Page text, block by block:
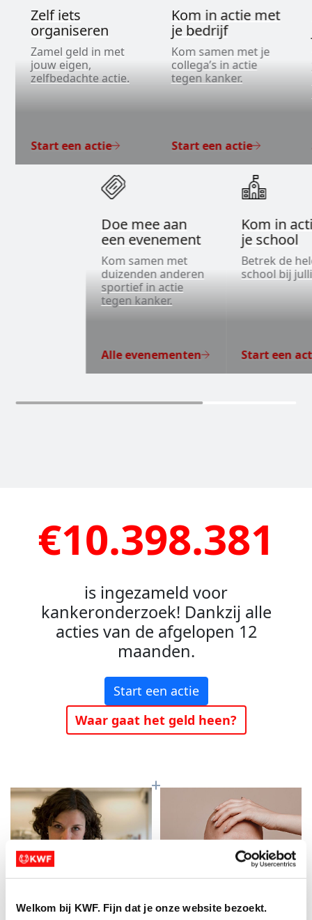
Welkom bij KWF. Fijn dat je onze website bezoekt.
Zelf iets
organiseren
Zamel geld in met
jouw eigen,
zelfbedachte actie.
Start een actie
Kom in actie met
je bedrijf
Kom samen met je
collega’s in actie
tegen kanker.
Start een actie
Doe mee aan
een evenement
Kom samen met
duizenden anderen
sportief in actie
tegen kanker.
Alle evenementen
Kom in
je school
Betrek de
school bij
Start een
€10.398.381
is ingezameld voor
kankeronderzoek! Dankzij alle
acties van de afgelopen 12
maanden.
Start een actie
Waar gaat het geld heen?